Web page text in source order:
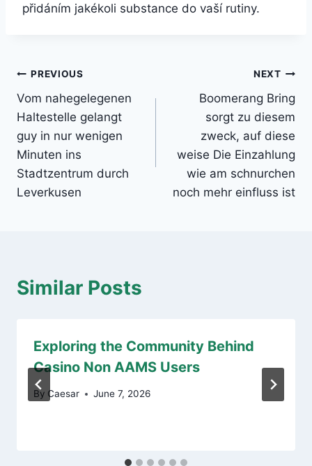
přidáním jakékoli substance do vaší rutiny.
Post
navigation
PREVIOUS
Vom nahegelegenen
Haltestelle gelangt
guy in nur wenigen
Minuten ins
Stadtzentrum durch
Leverkusen
NEXT
Boomerang Bring
sorgt zu diesem
zweck, auf diese
weise Die Einzahlung
wie am schnurchen
noch mehr einfluss ist
Similar Posts
Exploring the Community Behind
Casino Non AAMS Users
By Caesar June 7, 2026